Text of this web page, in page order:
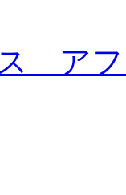
ア